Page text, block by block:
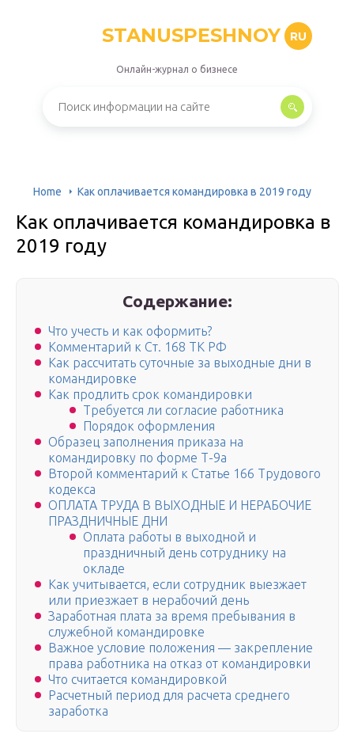
STANUSPESHNOY RU
Онлайн-журнал о бизнесе
Home Как оплачивается командировка в 2019 году
Как оплачивается командировка в
2019 году
Содержание:
Что учесть и как оформить?
Комментарий к Ст. 168 ТК РФ
Как рассчитать суточные за выходные дни в
командировке
Как продлить срок командировки
Требуется ли согласие работника
Порядок оформления
Образец заполнения приказа на
командировку по форме Т-9а
Второй комментарий к Статье 166 Трудового
кодекса
ОПЛАТА ТРУДА В ВЫХОДНЫЕ И НЕРАБОЧИЕ
ПРАЗДНИЧНЫЕ ДНИ
Оплата работы в выходной и
праздничный день сотруднику на
окладе
Как учитывается, если сотрудник выезжает
или приезжает в нерабочий день
Заработная плата за время пребывания в
служебной командировке
Важное условие положения — закрепление
права работника на отказ от командировки
Что считается командировкой
Расчетный период для расчета среднего
заработка